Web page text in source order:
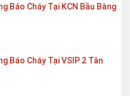
Báo Cháy Tại KCN Bầu Bàng
Báo Cháy Tại VSIP 2 Tân